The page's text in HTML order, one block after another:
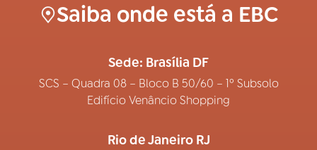
Saiba onde está a EBC
Sede: Brasília DF
SCS – Quadra 08 – Bloco B 50/60 – 1º Subsolo
Edifício Venâncio Shopping
Rio de Janeiro RJ